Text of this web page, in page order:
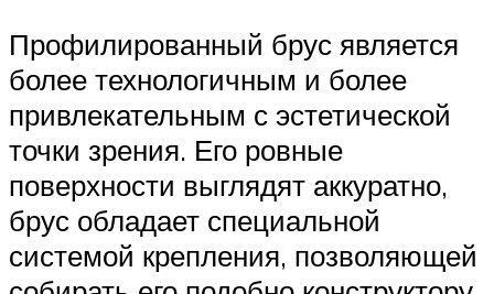
Профилированный брус является
более технологичным и более
привлекательным с эстетической
точки зрения. Его ровные
поверхности выглядят аккуратно,
брус обладает специальной
системой крепления, позволяющей